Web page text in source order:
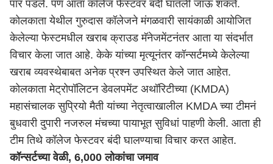
पार पडले. पण आता कॉलेज फेस्टवर बंदी घातली जाऊ शकते.
कोलकाता येथील गुरुदास कॉलेजने मंगळवारी सायंकाळी आयोजित
केलेल्या फेस्टमधील खराब क्राउड मॅनेजमेंटनंतर आता या संदर्भात
विचार केला जात आहे. केके यांच्या मृत्यूनंतर कॉन्सर्टमध्ये केलेल्या
खराब व्यवस्थेबाबत अनेक प्रश्न उपस्थित केले जात आहेत.
कोलकाता मेट्रोपॉलिटन डेवलपमेंट अथॉरिटीच्या (KMDA)
महासंचालक सुप्रियो मैती यांच्या नेतृत्वाखालील KMDA च्या टीमनं
बुधवारी दुपारी नजरुल मंचच्या पायाभूत सुविधां पाहणी केली. आता ही
टीम तिथे कॉलेज फेस्टवर बंदी घालण्याचा विचार करत आहेत.
कॉन्सर्टच्या वेळी, 6,000 लोकांचा जमाव